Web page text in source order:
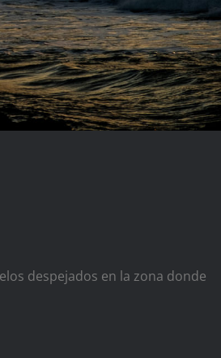
despejados en la zona donde